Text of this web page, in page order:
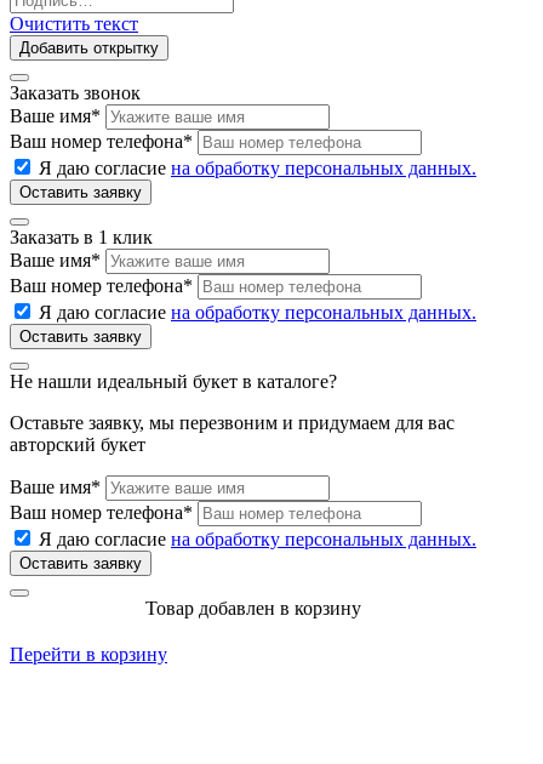
Очистить текст
Добавить открытку
Заказать звонок
Ваше имя*
Ваш номер телефона*
Я даю согласие на обработку персональных данных.
Заказать в 1 клик
Ваше имя*
Ваш номер телефона*
Я даю согласие на обработку персональных данных.
Не нашли идеальный букет в каталоге?
Оставьте заявку, мы перезвоним и придумаем для вас
авторский букет
Ваше имя*
Ваш номер телефона*
Я даю согласие на обработку персональных данных.
Товар добавлен в корзину
Перейти в корзину